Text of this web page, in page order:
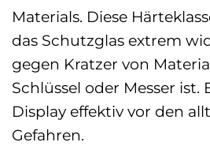
Materials. Diese
das Schutzglas extrem
gegen Kratzer von
Schlüssel oder Messer ist.
Display effektiv vor den
Gefahren.